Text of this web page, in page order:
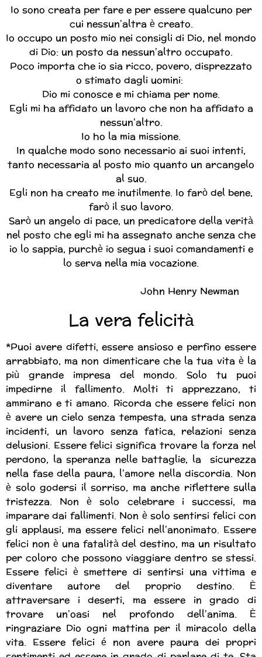
Io sono creata per fare e per essere qualcuno per
cui nessun’altra è creato.
Io occupo un posto mio nei consigli di Dio, nel mondo
di Dio: un posto da nessun’altro occupato.
Poco importa che io sia ricco, povero, disprezzato
o stimato dagli uomini:
Dio mi conosce e mi chiama per nome.
Egli mi ha affidato un lavoro che non ha affidato a
nessun’altro.
Io ho la mia missione.
In qualche modo sono necessario ai suoi intenti,
tanto necessaria al posto mio quanto un arcangelo
al suo.
Egli non ha creato me inutilmente. Io farò del bene,
farò il suo lavoro.
Sarò un angelo di pace, un predicatore della verità
nel posto che egli mi ha assegnato anche senza che
io lo sappia, purchè io segua i suoi comandamenti e
lo serva nella mia vocazione.
John Henry Newman
La vera felicità
*Puoi avere difetti, essere ansioso e perfino essere
arrabbiato, ma non dimenticare che la tua vita è la
più grande impresa del mondo. Solo tu puoi
impedirne il fallimento. Molti ti apprezzano, ti
ammirano e ti amano. Ricorda che essere felici non
è avere un cielo senza tempesta, una strada senza
incidenti, un lavoro senza fatica, relazioni senza
delusioni. Essere felici significa trovare la forza nel
perdono, la speranza nelle battaglie, la sicurezza
nella fase della paura, l’amore nella discordia. Non
è solo godersi il sorriso, ma anche riflettere sulla
tristezza. Non è solo celebrare i successi, ma
imparare dai fallimenti. Non è solo sentirsi felici con
gli applausi, ma essere felici nell’anonimato. Essere
felici non è una fatalità del destino, ma un risultato
per coloro che possono viaggiare dentro se stessi.
Essere felici è smettere di sentirsi una vittima e
diventare autore del proprio destino. È
attraversare i deserti, ma essere in grado di
trovare un’oasi nel profondo dell’anima. È
ringraziare Dio ogni mattina per il miracolo della
vita. Essere felici é non avere paura dei propri